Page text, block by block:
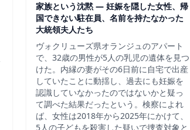
家族という沈黙 ― 妊娠を隠した女性、帰
国できない駐在員、名前を持たなかった
大統領夫人たち
ヴォクリューズ県オランジュのアパート
で、32歳の男性が5人の乳児の遺体を見つ
けた。内縁の妻がその6日前に自宅で出産
していたことに動揺し、過去にも妊娠を
認識していなかったのではないかと疑っ
て調べた結果だったという。検察によれ
ば、女性は2018年から2025年にかけて、
5人の子どもを殺害した疑いで捜査対象と